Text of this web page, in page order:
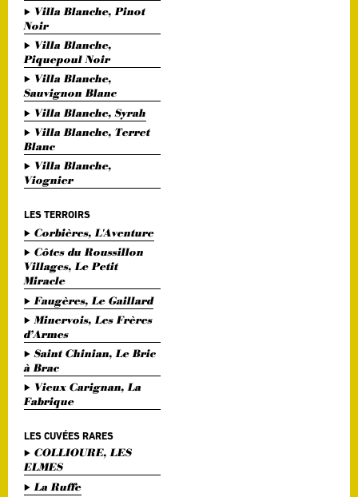
Villa Blanche, Pinot
Noir
Villa Blanche,
Piquepoul Noir
Villa Blanche,
Sauvignon Blanc
Villa Blanche, Syrah
Villa Blanche, Terret
Blanc
Villa Blanche,
Viognier
LES TERROIRS
Corbières, L'Aventure
Côtes du Roussillon
Villages, Le Petit
Miracle
Faugères, Le Gaillard
Minervois, Les Frères
d’Armes
Saint Chinian, Le Bric
à Brac
Vieux Carignan, La
Fabrique
LES CUVÉES RARES
COLLIOURE, LES
ELMES
La Ruffe